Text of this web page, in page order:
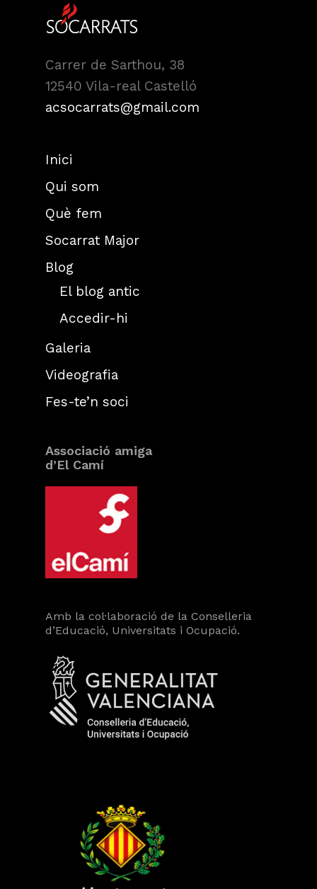
Carrer de Sarthou, 38
12540 Vila-real Castelló
acsocarrats@gmail.com
Inici
Qui som
Què fem
Socarrat Major
Blog
El blog antic
Accedir-hi
Galeria
Videografia
Fes-te’n soci
Associació amiga
d’El Camí
Amb la col·laboració de la Conselleria
d’Educació, Universitats i Ocupació.